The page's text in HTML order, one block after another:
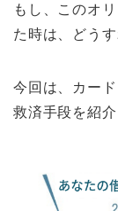
もし、このオ
た時は、どう
今回は、カー
救済手段を紹介